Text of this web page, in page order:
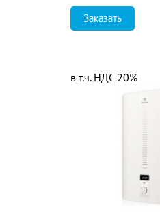
Заказать
в т.ч. НДС 20%